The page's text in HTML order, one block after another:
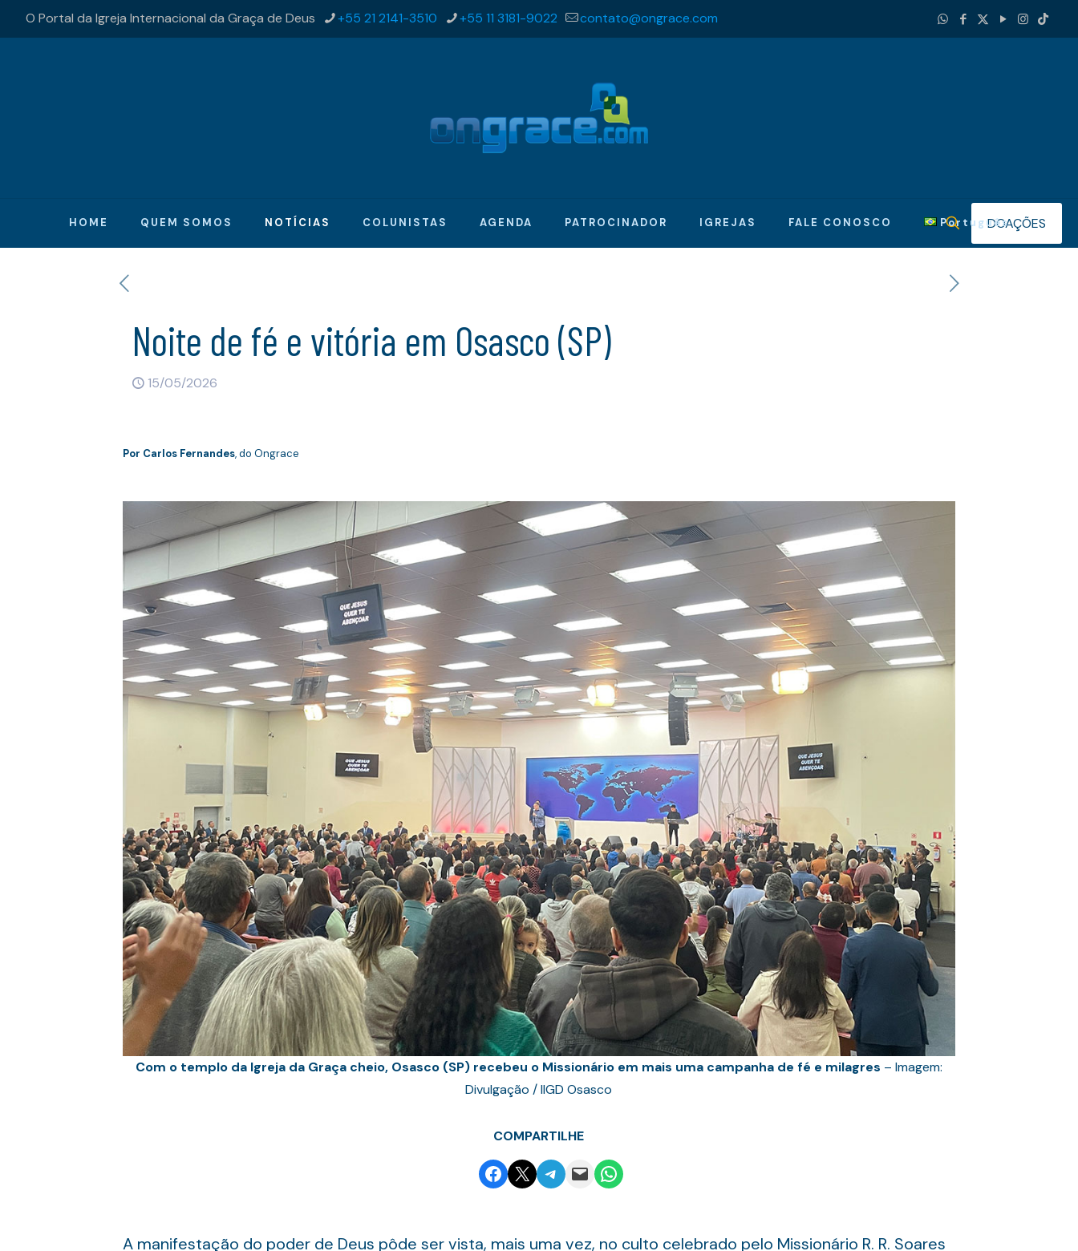
O Portal da Igreja Internacional da Graça de Deus +55 21 2141-3510 +55 11 3181-9022 contato@ongrace.com
HOME QUEM SOMOS NOTÍCIAS COLUNISTAS AGENDA PATROCINADOR IGREJAS FALE CONOSCO PortuguêsDOAÇÕES
Noite de fé e vitória em Osasco (SP)
15/05/2026
Por Carlos Fernandes, do Ongrace
Com o templo da Igreja da Graça cheio, Osasco (SP) recebeu o Missionário em mais uma campanha de fé e milagres – Imagem:
Divulgação / IIGD Osasco
COMPARTILHE
Share on Facebook
Email this PageShare on Telegram
Email this PageShare on WhatsApp
A manifestação do poder de Deus pôde ser vista, mais uma vez, no culto celebrado pelo Missionário R. R. Soares